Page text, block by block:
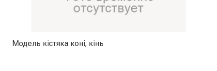
Модель кістяка коні, кінь